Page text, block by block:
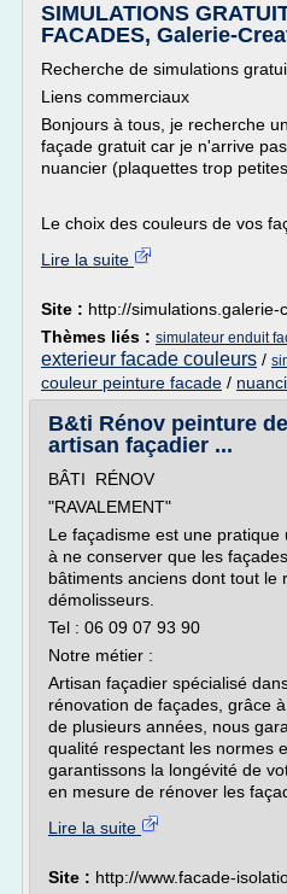
SIMULATIONS
FACADES, Galerie-
Recherche de simulations
Liens commerciaux
Bonjours à tous, je recherche
façade gratuit car je n'arrive
nuancier (plaquettes trop
Le choix des couleurs de vos
Lire la suite
Site : http://simulations.galerie-
Thèmes liés : simulateur enduit
exterieur facade couleurs /
couleur peinture facade /
B&ti Rénov peinture
artisan façadier ...
BÂTI RÉNOV
"RAVALEMENT"
Le façadisme est une
à ne conserver que les
bâtiments anciens dont tout le
démolisseurs.
Tel : 06 09 07 93 90
Notre métier :
Artisan façadier spécialisé
rénovation de façades, grâce
de plusieurs années, nous
qualité respectant les normes
garantissons la longévité de
en mesure de rénover les
Lire la suite
Site : http://www.facade-